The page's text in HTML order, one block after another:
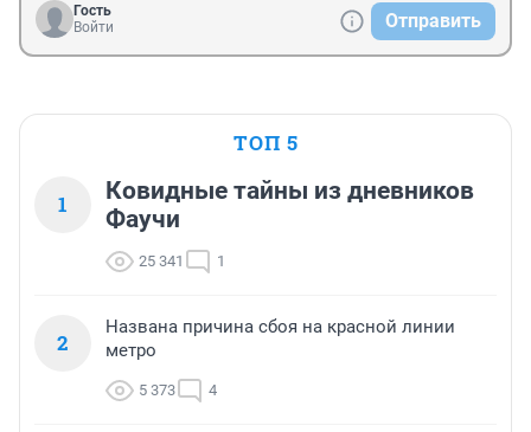
Гость
Войти
Отправить
ТОП 5
1
Ковидные тайны из дневников
Фаучи
25 341 1
2
Названа причина сбоя на красной линии
метро
5 373 4